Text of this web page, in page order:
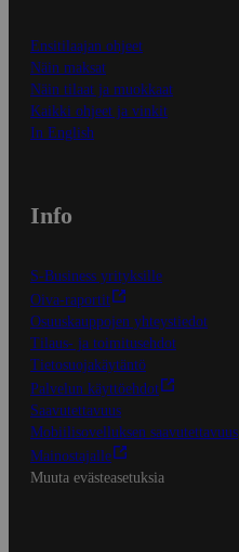
Ensitilaajan ohjeet
Näin maksat
Näin tilaat ja muokkaat
Kaikki ohjeet ja vinkit
In English
Info
S-Business yrityksille
Oiva-raportit
Osuuskauppojen yhteystiedot
Tilaus- ja toimitusehdot
Tietosuojakäytäntö
Palvelun käyttöehdot
Saavutettavuus
Mobiilisovelluksen saavutettavuus
Mainostajalle
Muuta evästeasetuksia